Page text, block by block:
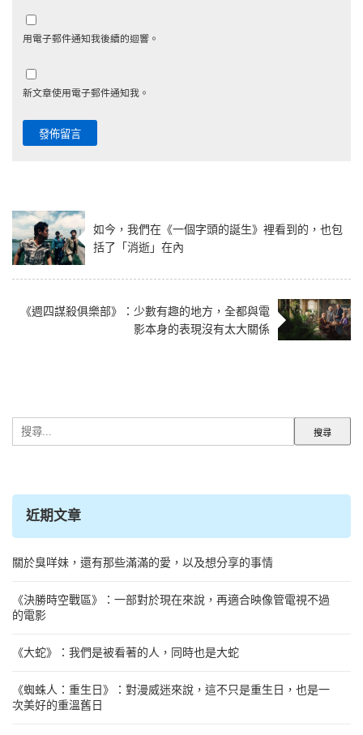
用電子郵件通知我後續的迴響。
新文章使用電子郵件通知我。
如今，我們在《一個字頭的誕生》裡看到的，也包
括了「消逝」在內
《週四謀殺俱樂部》：少數有趣的地方，全都與電
影本身的表現沒有太大關係
尋
近期文章
關於臭咩妹，還有那些滿滿的愛，以及想分享的事情
《決勝時空戰區》：一部對於現在來說，再適合映像管電視不過
的電影
《大蛇》：我們是被看著的人，同時也是大蛇
《蜘蛛人：重生日》：對漫威迷來說，這不只是重生日，也是一
次美好的重溫舊日